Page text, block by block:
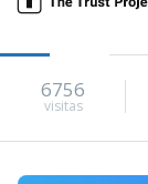
6756
visitas